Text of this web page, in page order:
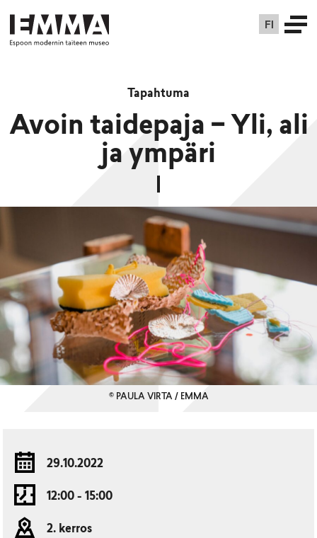
FI
Tapahtuma
Avoin taidepaja − Yli, ali
ja ympäri
© PAULA VIRTA / EMMA
29.10.2022
12:00 - 15:00
2. kerros